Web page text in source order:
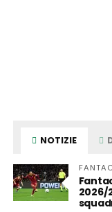
NOTIZIE
2026/